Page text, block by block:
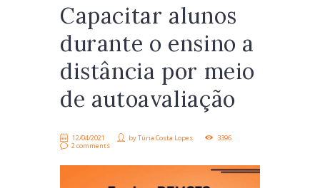
Capacitar alunos
durante o ensino a
distância por meio
de autoavaliação
12/04/2021 byTúria Costa Lopes
3396
2 comments